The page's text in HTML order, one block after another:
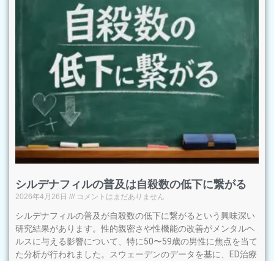
シルデナフィルの普及は自殺数の低下に繋がる
2026年4月26日 コメントはまだありません
シルデナフィルの普及が自殺数の低下に繋がるという興味深い
研究結果があります。性的親密さや性機能の改善がメンタルヘ
ルスに与える影響について、特に50〜59歳の男性に焦点を当て
た分析が行われました。スウェーデンのデータを基に、ED治療